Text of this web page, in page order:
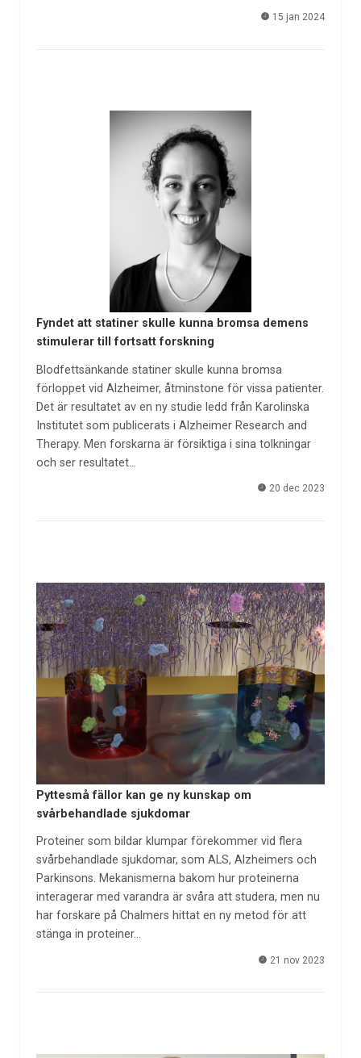
15 jan 2024
Fyndet att statiner skulle kunna bromsa demens
stimulerar till fortsatt forskning
Blodfettsänkande statiner skulle kunna bromsa
förloppet vid Alzheimer, åtminstone för vissa patienter.
Det är resultatet av en ny studie ledd från Karolinska
Institutet som publicerats i Alzheimer Research and
Therapy. Men forskarna är försiktiga i sina tolkningar
och ser resultatet…
20 dec 2023
Pyttesmå fällor kan ge ny kunskap om
svårbehandlade sjukdomar
Proteiner som bildar klumpar förekommer vid flera
svårbehandlade sjukdomar, som ALS, Alzheimers och
Parkinsons. Mekanismerna bakom hur proteinerna
interagerar med varandra är svåra att studera, men nu
har forskare på Chalmers hittat en ny metod för att
stänga in proteiner…
21 nov 2023